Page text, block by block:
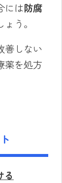
には防腐
う。
善しない
薬を処方
る